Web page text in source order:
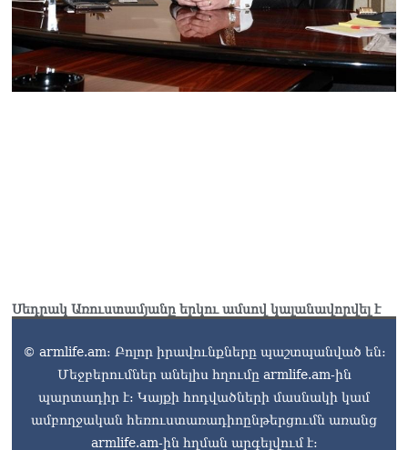
Սեդրակ Առուստամյանը երկու ամսով կալանավորվել է
© armlife.am: Բոլոր իրավունքները պաշտպանված են:
Մեջբերումներ անելիս հղումը armlife.am-ին
պարտադիր է: Կայքի հոդվածների մասնակի կամ
ամբողջական հեռուստառադիոընթերցումն առանց
armlife.am-ին հղման արգելվում է: